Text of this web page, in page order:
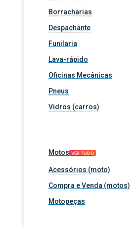
Borracharias
Despachante
Funilaria
Lava-rápido
Oficinas Mecânicas
Pneus
Vidros (carros)
Motos VER TUDO
Acessórios (moto)
Compra e Venda (motos)
Motopeças